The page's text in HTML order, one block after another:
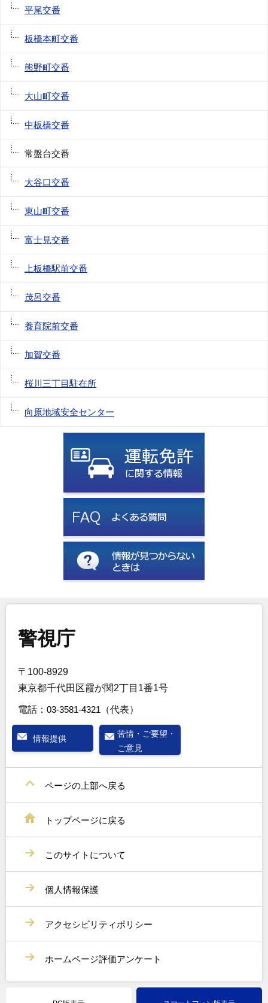
平尾交番
板橋本町交番
熊野町交番
大山町交番
中板橋交番
常盤台交番
大谷口交番
東山町交番
富士見交番
上板橋駅前交番
茂呂交番
養育院前交番
加賀交番
桜川三丁目駐在所
向原地域安全センター
警視庁
〒100-8929
東京都千代田区霞が関2丁目1番1号
電話： 03-3581-4321 （代表）
情報提供
苦情・ご要望・
ご意見
ページの上部へ戻る
トップページに戻る
このサイトについて
個人情報保護
アクセシビリティポリシー
ホームページ評価アンケート